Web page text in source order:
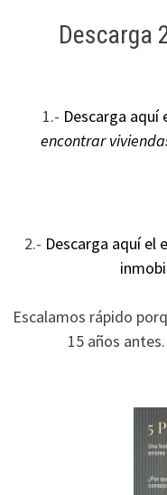
Descarga
1.- Descarga aquí
encontrar
2.- Descarga aquí el
Escalamos rápido
15 años
aumentas la
personalizados.